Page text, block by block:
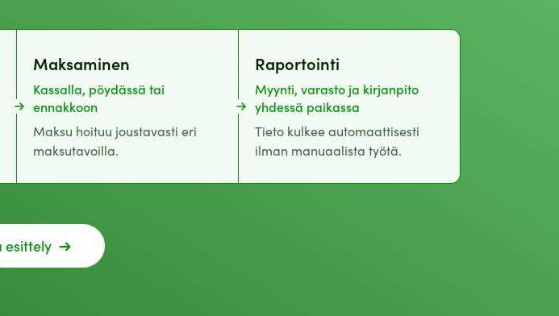
Maksaminen
Kassalla, pöydässä tai
ennakkoon
Maksu hoituu joustavasti eri
maksutavoilla.
Raportointi
Myynti, varasto ja kirjanpito
yhdessä paikassa
Tieto kulkee automaattisesti
ilman manuaalista työtä.
esittely